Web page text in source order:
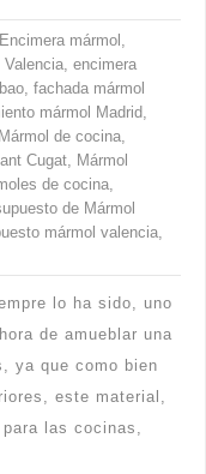
Encimera mármol ,
Valencia, encimera
, fachada mármol
mármol Madrid,
Mármol de cocina,
Cugat, Mármol
de cocina,
de Mármol
mármol valencia,
lo ha sido, uno
de amueblar una
ya que como bien
este material,
las cocinas,